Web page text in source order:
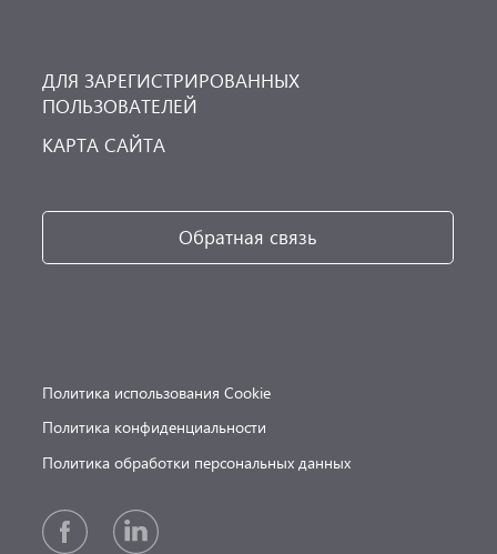
ДЛЯ ЗАРЕГИСТРИРОВАННЫХ
ПОЛЬЗОВАТЕЛЕЙ
КАРТА САЙТА
Обратная связь
Политика использования Cookie
Политика конфиденциальности
Политика обработки персональных данных